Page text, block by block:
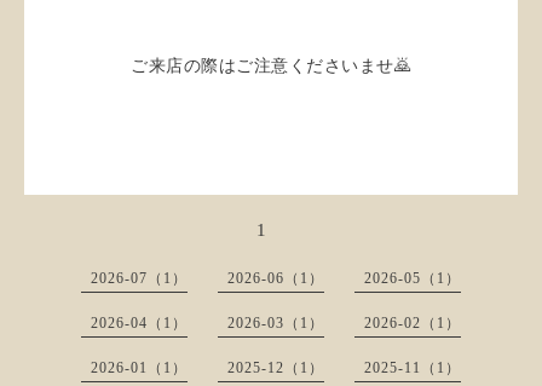
ご来店の際はご注意くださいませ🙇
1
2026-07（1） 2026-06（1） 2026-05（1）
2026-04（1） 2026-03（1） 2026-02（1）
2026-01（1） 2025-12（1） 2025-11（1）